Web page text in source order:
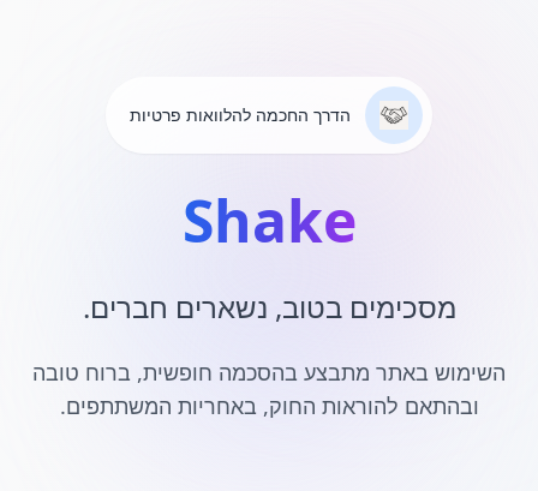
הדרך החכמה להלוואות פרטיות
Shake
מסכימים בטוב, נשארים חברים.
השימוש באתר מתבצע בהסכמה חופשית, ברוח טובה
ובהתאם להוראות החוק, באחריות המשתתפים.